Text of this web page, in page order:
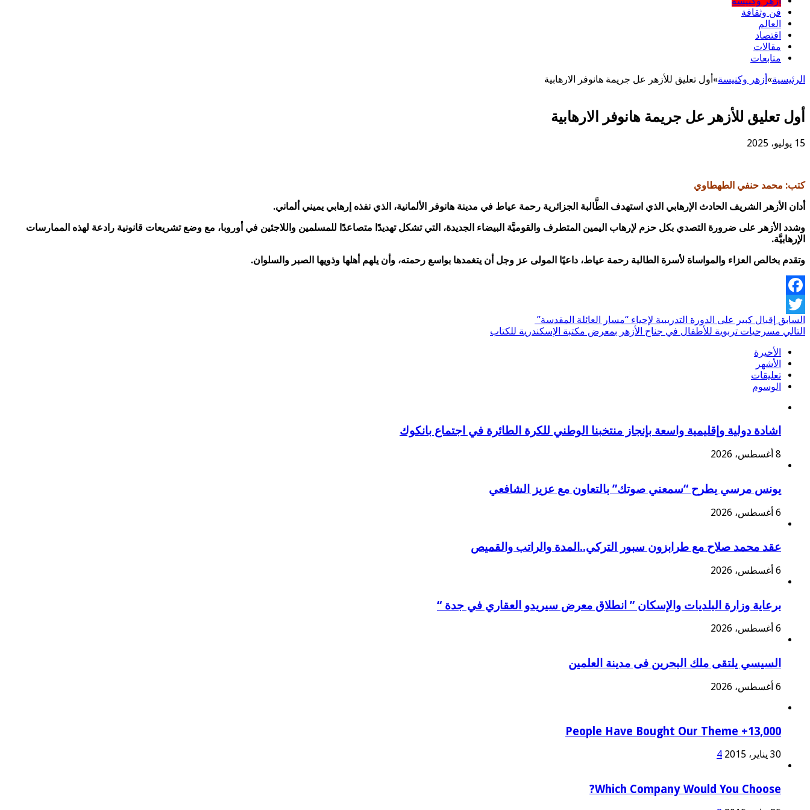
فن وثقافة
العالم
اقتصاد
مقالات
متابعات
الرئيسية»أزهر وكنيسة»أول تعليق للأزهر عل جريمة هانوفر الارهابية
أول تعليق للأزهر عل جريمة هانوفر الارهابية
15 يوليو، 2025
كتب: محمد حنفي الطهطاوي
أدان الأزهر الشريف الحادث الإرهابي الذي استهدف الطَّالبة الجزائرية رحمة عياط في مدينة هانوفر الألمانية، الذي نفذه إرهابي يميني ألماني.
وشدد الأزهر على ضرورة التصدي بكل حزم لإرهاب اليمين المتطرف والقوميَّة البيضاء الجديدة، التي تشكل تهديدًا متصاعدًا للمسلمين واللاجئين في أوروبا، مع وضع تشريعات قانونية رادعة لهذه الممارسات
الإرهابيَّة.
وتقدم بخالص العزاء والمواساة لأسرة الطالبة رحمة عياط، داعيًا المولى عز وجل أن يتغمدها بواسع رحمته، وأن يلهم أهلها وذويها الصبر والسلوان.
Facebook
Twitter
السابق إقبال كبير على الدورة التدريبية لإحياء “مسار العائلة المقدسة”
التالي مسرحيات تربوية للأطفال في جناح الأزهر بمعرض مكتبة الإسكندرية للكتاب
الأخيرة
الأشهر
تعليقات
الوسوم
اشادة دولية وإقليمية واسعة بإنجاز منتخبنا الوطني للكرة الطائرة في اجتماع بانكوك
8 أغسطس، 2026
يونس مرسي يطرح “سمعني صوتك” بالتعاون مع عزيز الشافعي
6 أغسطس، 2026
عقد محمد صلاح مع طرابزون سبور التركي..المدة والراتب والقميص
6 أغسطس، 2026
برعاية وزارة البلديات والإسكان ” انطلاق معرض سيريدو العقاري في جدة “
6 أغسطس، 2026
السيسي يلتقى ملك البحرين فى مدينة العلمين
6 أغسطس، 2026
13,000+ People Have Bought Our Theme
30 يناير، 2015 4
Which Company Would You Choose?